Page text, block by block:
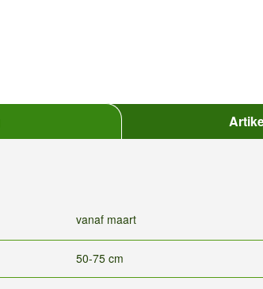
vanaf maart
50-75 cm